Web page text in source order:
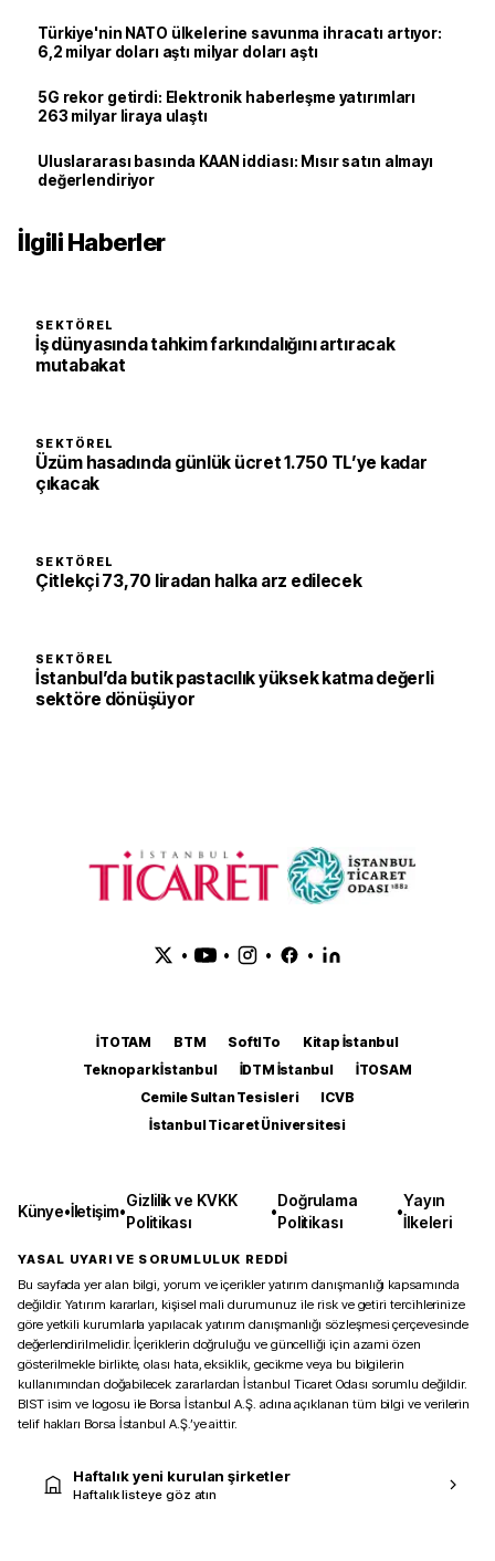
Türkiye'nin NATO ülkelerine savunma ihracatı artıyor:
6,2 milyar doları aştı milyar doları aştı
5G rekor getirdi: Elektronik haberleşme yatırımları
263 milyar liraya ulaştı
Uluslararası basında KAAN iddiası: Mısır satın almayı
değerlendiriyor
İlgili Haberler
SEKTÖREL
İş dünyasında tahkim farkındalığını artıracak
mutabakat
SEKTÖREL
Üzüm hasadında günlük ücret 1.750 TL’ye kadar
çıkacak
SEKTÖREL
Çitlekçi 73,70 liradan halka arz edilecek
SEKTÖREL
İstanbul’da butik pastacılık yüksek katma değerli
sektöre dönüşüyor
• • • •
İTOTAM BTM SoftITo
Kitap İstanbul
Teknopark İstanbul
İDTM İstanbul
İTOSAM
Cemile Sultan Tesisleri
ICVB
İstanbul Ticaret Üniversitesi
Künye•İletişim•
Gizlilik ve KVKK
Politikası
•
Doğrulama
Politikası
•
Yayın
İlkeleri
YASAL UYARI VE SORUMLULUK REDDİ
Bu sayfada yer alan bilgi, yorum ve içerikler yatırım danışmanlığı kapsamında
değildir. Yatırım kararları, kişisel mali durumunuz ile risk ve getiri tercihlerinize
göre yetkili kurumlarla yapılacak yatırım danışmanlığı sözleşmesi çerçevesinde
değerlendirilmelidir. İçeriklerin doğruluğu ve güncelliği için azami özen
gösterilmekle birlikte, olası hata, eksiklik, gecikme veya bu bilgilerin
kullanımından doğabilecek zararlardan İstanbul Ticaret Odası sorumlu değildir.
BIST isim ve logosu ile Borsa İstanbul A.Ş. adına açıklanan tüm bilgi ve verilerin
telif hakları Borsa İstanbul A.Ş.’ye aittir.
Haftalık yeni kurulan şirketler
Haftalık listeye göz atın